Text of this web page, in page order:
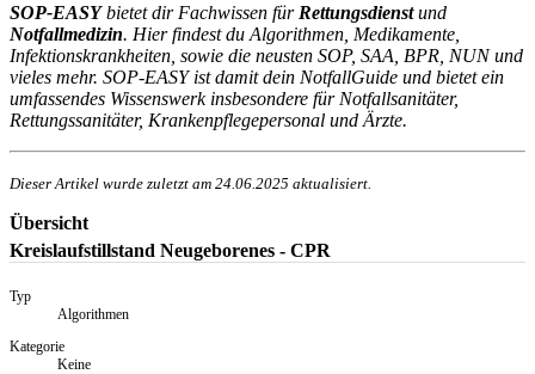
SOP-EASYbietet dir Fachwissen für Rettungsdienstund
Notfallmedizin. Hier findest du Algorithmen, Medikamente,
Infektionskrankheiten, sowie die neusten SOP, SAA, BPR, NUN und
vieles mehr. SOP-EASY ist damit dein NotfallGuide und bietet ein
umfassendes Wissenswerk insbesondere für Notfallsanitäter,
Rettungssanitäter, Krankenpflegepersonal und Ärzte.
Dieser Artikel wurde zuletzt am 24.06.2025 aktualisiert.
Übersicht
Kreislaufstillstand Neugeborenes - CPR
Typ
Algorithmen
Kategorie
Keine